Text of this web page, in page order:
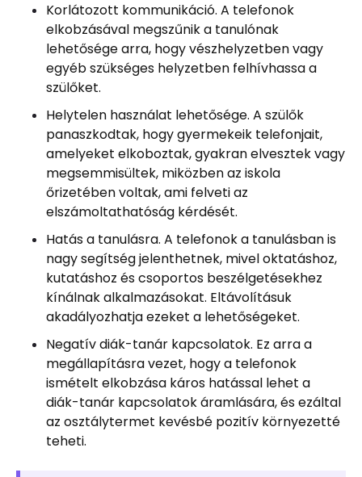
Korlátozott kommunikáció. A telefonok
elkobzásával megszűnik a tanulónak
lehetősége arra, hogy vészhelyzetben vagy
egyéb szükséges helyzetben felhívhassa a
szülőket.
Helytelen használat lehetősége. A szülők
panaszkodtak, hogy gyermekeik telefonjait,
amelyeket elkoboztak, gyakran elvesztek vagy
megsemmisültek, miközben az iskola
őrizetében voltak, ami felveti az
elszámoltathatóság kérdését.
Hatás a tanulásra. A telefonok a tanulásban is
nagy segítség jelenthetnek, mivel oktatáshoz,
kutatáshoz és csoportos beszélgetésekhez
kínálnak alkalmazásokat. Eltávolításuk
akadályozhatja ezeket a lehetőségeket.
Negatív diák-tanár kapcsolatok. Ez arra a
megállapításra vezet, hogy a telefonok
ismételt elkobzása káros hatással lehet a
diák-tanár kapcsolatok áramlására, és ezáltal
az osztálytermet kevésbé pozitív környezetté
teheti.